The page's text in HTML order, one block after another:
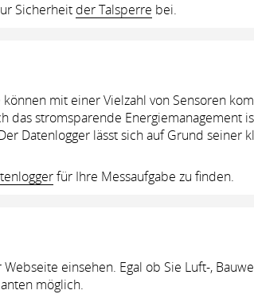
Sicherheit der Talsperre bei.
mit einer Vielzahl von Sensoren
stromsparende Energiemanagement
Datenlogger lässt sich auf Grund seiner
für Ihre Messaufgabe zu finden.
einsehen. Egal ob Sie Luft-,
möglich.